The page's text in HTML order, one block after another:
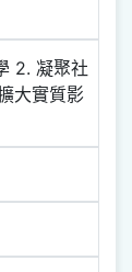
2. 凝聚社
大實質影